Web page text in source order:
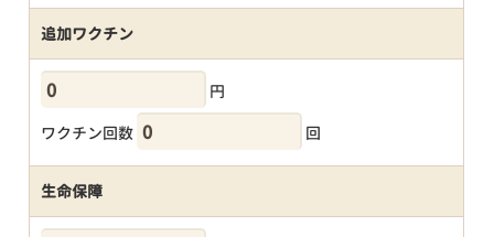
追加ワクチン
円
ワクチン回数
回
生命保障